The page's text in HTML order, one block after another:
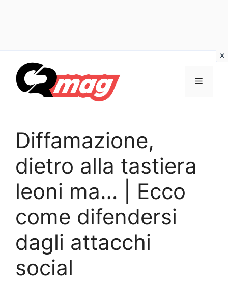
contenuto
Menu
Diffamazione,
dietro alla tastiera
leoni ma… | Ecco
come difendersi
dagli attacchi
social